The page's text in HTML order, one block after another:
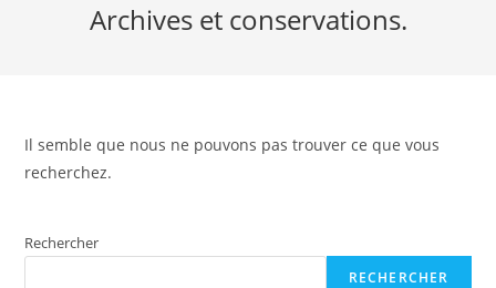
Archives et conservations.
Il semble que nous ne pouvons pas trouver ce que vous
recherchez.
Rechercher
RECHERCHER